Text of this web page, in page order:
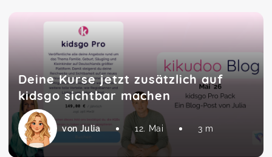
Deine Kurse jetzt zusätzlich auf
kidsgo sichtbar machen
von Julia 12. Mai 3 m